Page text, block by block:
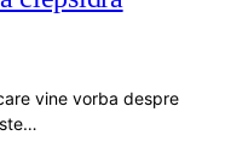
vine vorba despre